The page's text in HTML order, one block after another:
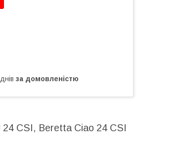
за домовленістю
24 CSI, Beretta Ciao 24 CSI